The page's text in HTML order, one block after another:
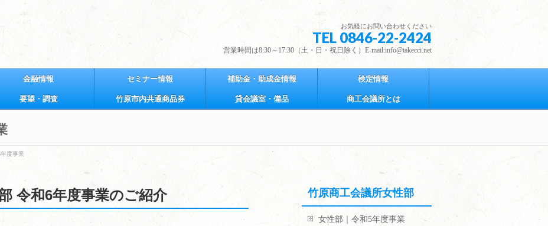
お気軽にお問い合わせください
TEL 0846-22-2424
営業時間は8:30～17:30（土・日・祝日除く）E-mail:info@takecci.net
金融情報 セミナー情報 補助金・助成金情報 検定情報
要望・調査 竹原市内共通商品券 貸会議室・備品 商工会議所とは
度事業
令和6年度事業のご紹介 竹原商工会議所女性部
女性部｜令和5年度事業